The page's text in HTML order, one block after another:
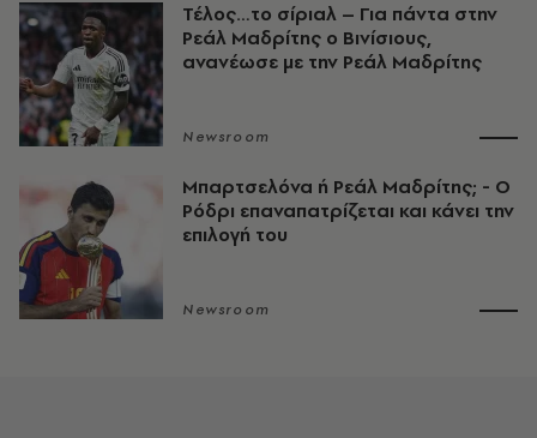
Τέλος…το σίριαλ – Για πάντα στην
Ρεάλ Μαδρίτης ο Βινίσιους,
ανανέωσε με την Ρεάλ Μαδρίτης
Newsroom
Μπαρτσελόνα ή Ρεάλ Μαδρίτης; - Ο
Ρόδρι επαναπατρίζεται και κάνει την
επιλογή του
Newsroom